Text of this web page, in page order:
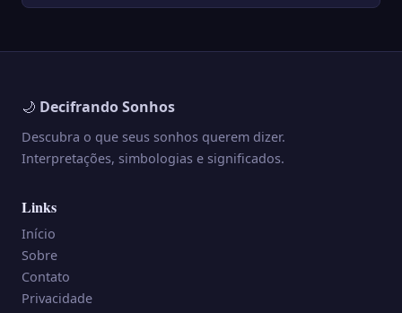
🌙 Decifrando Sonhos
Descubra o que seus sonhos querem dizer.
Interpretações, simbologias e significados.
Links
Início
Sobre
Contato
Privacidade